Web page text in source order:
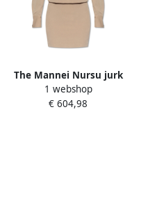
The Mannei Nursu jurk
Beige Dames
1 webshop
€ 604,98